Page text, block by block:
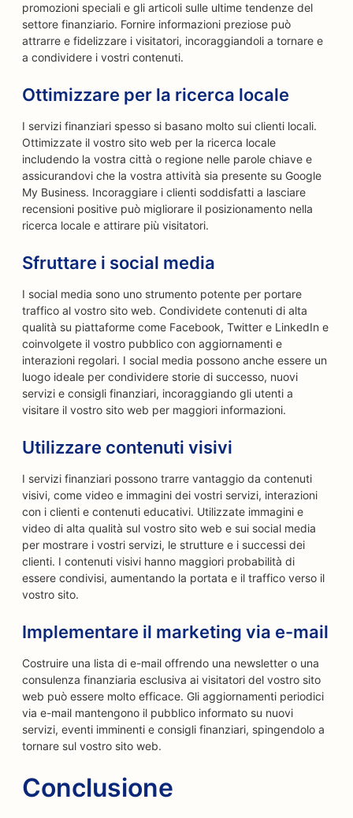
promozioni speciali e gli articoli sulle ultime tendenze del
settore finanziario. Fornire informazioni preziose può
attrarre e fidelizzare i visitatori, incoraggiandoli a tornare e
a condividere i vostri contenuti.
Ottimizzare per la ricerca locale
I servizi finanziari spesso si basano molto sui clienti locali.
Ottimizzate il vostro sito web per la ricerca locale
includendo la vostra città o regione nelle parole chiave e
assicurandovi che la vostra attività sia presente su Google
My Business. Incoraggiare i clienti soddisfatti a lasciare
recensioni positive può migliorare il posizionamento nella
ricerca locale e attirare più visitatori.
Sfruttare i social media
I social media sono uno strumento potente per portare
traffico al vostro sito web. Condividete contenuti di alta
qualità su piattaforme come Facebook, Twitter e LinkedIn e
coinvolgete il vostro pubblico con aggiornamenti e
interazioni regolari. I social media possono anche essere un
luogo ideale per condividere storie di successo, nuovi
servizi e consigli finanziari, incoraggiando gli utenti a
visitare il vostro sito web per maggiori informazioni.
Utilizzare contenuti visivi
I servizi finanziari possono trarre vantaggio da contenuti
visivi, come video e immagini dei vostri servizi, interazioni
con i clienti e contenuti educativi. Utilizzate immagini e
video di alta qualità sul vostro sito web e sui social media
per mostrare i vostri servizi, le strutture e i successi dei
clienti. I contenuti visivi hanno maggiori probabilità di
essere condivisi, aumentando la portata e il traffico verso il
vostro sito.
Implementare il marketing via e-mail
Costruire una lista di e-mail offrendo una newsletter o una
consulenza finanziaria esclusiva ai visitatori del vostro sito
web può essere molto efficace. Gli aggiornamenti periodici
via e-mail mantengono il pubblico informato su nuovi
servizi, eventi imminenti e consigli finanziari, spingendolo a
tornare sul vostro sito web.
Conclusione